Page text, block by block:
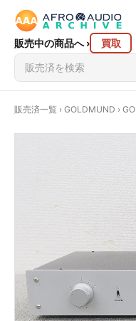
販売中の商品へ› 買取
販売済一覧 › GOLDMUND ›